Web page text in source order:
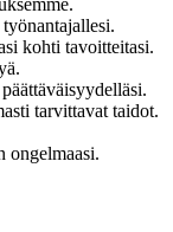
kohti tavoitteitasi.
tarvittavat taidot.
ongelmaasi.